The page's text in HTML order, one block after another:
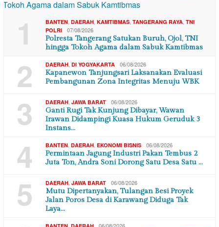
1 BANTEN DAERAH KAMTIBMAS TANGERANG RAYA TNI
POLRI
07/08/2026
Polresta Tangerang Satukan Buruh, Ojol, TNI
hingga Tokoh Agama dalam Sabuk Kamtibmas
2 DAERAH DI YOGYAKARTA 06/08/2026
Kapanewon Tanjungsari Laksanakan Evaluasi
Pembangunan Zona Integritas Menuju WBK
3 DAERAH JAWA BARAT 06/08/2026
Ganti Rugi Tak Kunjung Dibayar, Wawan
Irawan Didampingi Kuasa Hukum Geruduk 3
Instans…
4 BANTEN DAERAH EKONOMI BISNIS 06/08/2026
Permintaan Jagung Industri Pakan Tembus 2
Juta Ton, Andra Soni Dorong Satu Desa Satu …
5 DAERAH JAWA BARAT 06/08/2026
Mutu Dipertanyakan, Tulangan Besi Proyek
Jalan Poros Desa di Karawang Diduga Tak
Laya…